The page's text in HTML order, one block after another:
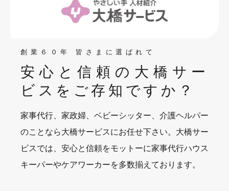
創業６０年 皆さまに選ばれて
安心と信頼の大橋サー
ビスを ご存知ですか？
家事代行、家政婦、ベビーシッター、介護ヘルパー
のことなら大橋サービスにお任せ下さい。大橋サー
ビスでは、安心と信頼をモットーに家事代行ハウス
キーパーやケアワーカーを多数揃えております。